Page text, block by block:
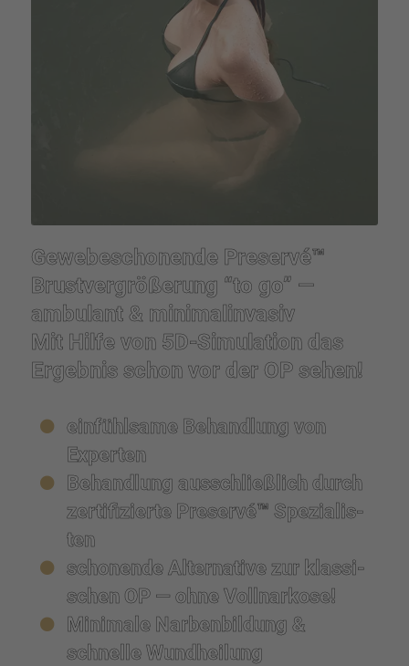
Gewebe­scho­nende Preservé™
Brust­ver­grö­ße­rung “to go” —
ambulant & minimal­in­va­siv
Mit Hilfe von 5D-Simula­tion das
Ergeb­nis schon vor der OP sehen!
einfühl­same Behand­lung von
Exper­ten
Behand­lung ausschließ­lich durch
zerti­fi­zierte Preservé™ Spezia­lis­
ten
schonende Alter­na­tive zur klassi­
schen OP — ohne Vollnar­kose!
Minimale Narben­bil­dung &
schnelle Wundhei­lung